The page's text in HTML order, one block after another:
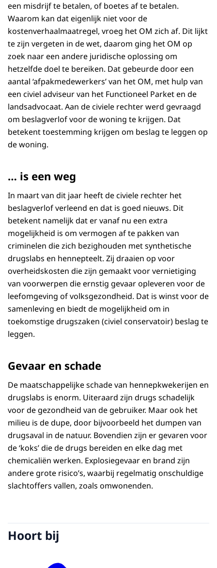
een misdrijf te betalen, of boetes af te betalen.
Waarom kan dat eigenlijk niet voor de
kostenverhaalmaatregel, vroeg het OM zich af. Dit lijkt
te zijn vergeten in de wet, daarom ging het OM op
zoek naar een andere juridische oplossing om
hetzelfde doel te bereiken. Dat gebeurde door een
aantal ‘afpakmedewerkers’ van het OM, met hulp van
een civiel adviseur van het Functioneel Parket en de
landsadvocaat. Aan de civiele rechter werd gevraagd
om beslagverlof voor de woning te krijgen. Dat
betekent toestemming krijgen om beslag te leggen op
de woning.
… is een weg
In maart van dit jaar heeft de civiele rechter het
beslagverlof verleend en dat is goed nieuws. Dit
betekent namelijk dat er vanaf nu een extra
mogelijkheid is om vermogen af te pakken van
criminelen die zich bezighouden met synthetische
drugslabs en hennepteelt. Zij draaien op voor
overheidskosten die zijn gemaakt voor vernietiging
van voorwerpen die ernstig gevaar opleveren voor de
leefomgeving of volksgezondheid. Dat is winst voor de
samenleving en biedt de mogelijkheid om in
toekomstige drugszaken (civiel conservatoir) beslag te
leggen.
Gevaar en schade
De maatschappelijke schade van hennepkwekerijen en
drugslabs is enorm. Uiteraard zijn drugs schadelijk
voor de gezondheid van de gebruiker. Maar ook het
milieu is de dupe, door bijvoorbeeld het dumpen van
drugsaval in de natuur. Bovendien zijn er gevaren voor
de ‘koks’ die de drugs bereiden en elke dag met
chemicaliën werken. Explosiegevaar en brand zijn
andere grote risico’s, waarbij regelmatig onschuldige
slachtoffers vallen, zoals omwonenden.
Hoort bij